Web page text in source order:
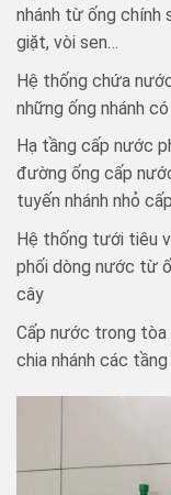
nhánh từ ống chính
giặt, vòi sen…
Hệ thống chứa
những ống nhánh
Hạ tầng cấp nước
đường ống cấp
tuyến nhánh nhỏ
Hệ thống tưới tiêu
phối dòng nước từ
cây
Cấp nước trong tòa
chia nhánh các